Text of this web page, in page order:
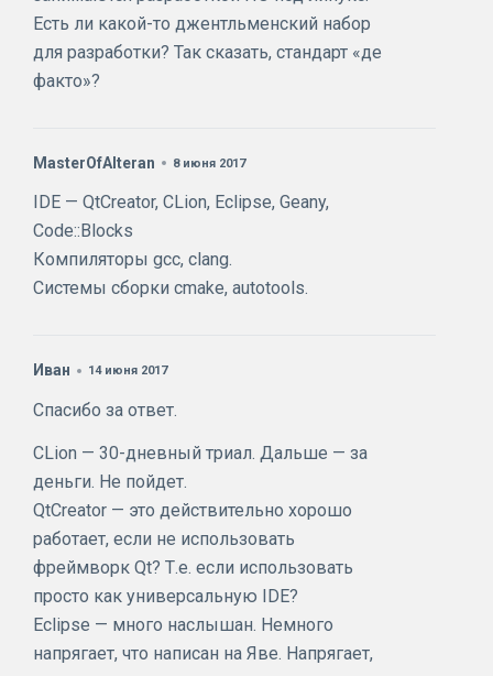
Есть ли какой-то джентльменский набор
для разработки? Так сказать, стандарт «де
факто»?
MasterOfAlteran 8 июня 2017
IDE — QtCreator, CLion, Eclipse, Geany,
Code::Blocks
Компиляторы gcc, clang.
Системы сборки cmake, autotools.
Иван 14 июня 2017
Спасибо за ответ.
CLion — 30-дневный триал. Дальше — за
деньги. Не пойдет.
QtCreator — это действительно хорошо
работает, если не использовать
фреймворк Qt? Т.е. если использовать
просто как универсальную IDE?
Eclipse — много наслышан. Немного
напрягает, что написан на Яве. Напрягает,